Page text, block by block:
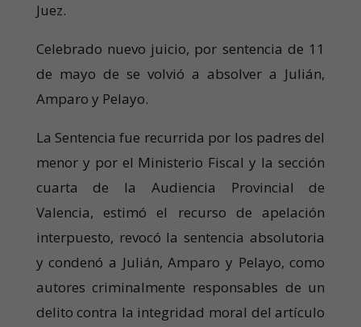
Juez.
Celebrado nuevo juicio, por sentencia de 11
de mayo de se volvió a absolver a Julián,
Amparo y Pelayo.
La Sentencia fue recurrida por los padres del
menor y por el Ministerio Fiscal y la sección
cuarta de la Audiencia Provincial de
Valencia, estimó el recurso de apelación
interpuesto, revocó la sentencia absolutoria
y condenó a Julián, Amparo y Pelayo, como
autores criminalmente responsables de un
delito contra la integridad moral del artículo